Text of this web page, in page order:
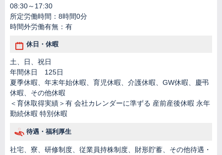
08:30～17:30
所定労働時間：8時間0分
時間外労働有無：有
休日・休暇
土、日、祝日
年間休日 125日
夏季休暇、年末年始休暇、育児休暇、介護休暇、GW休暇、慶弔
休暇、その他休暇
＜育休取得実績＞有 会社カレンダーに準ずる 産前産後休暇 永年
勤続休暇 特別休暇
待遇・福利厚生
社宅、寮、研修制度、従業員持株制度、財形貯蓄、その他待遇・